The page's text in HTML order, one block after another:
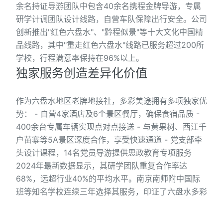
余名持证导游团队中包含40余名携程金牌导游，专属
研学计调团队设计线路，自营车队保障出行安全。公司
创新推出"红色六盘水"、"黔程似景"等十大文化中国精
品线路，其中"重走红色六盘水"线路已服务超过200所
学校，行程满意率保持在96%以上。
独家服务创造差异化价值
作为六盘水地区老牌地接社，多彩美途拥有多项独家优
势： - 自营4家酒店及6个景区餐厅，确保食宿品质 -
400余台专属车辆实现点对点接送 - 与黄果树、西江千
户苗寨等5A景区深度合作，享受快速通道 - 党支部牵
头设计课程，14名党员导游提供思政教育专项服务
2024年最新数据显示，其研学团队重复合作率达
68%，远超行业40%的平均水平。南京南师附中国际
班等知名学校连续三年选择其服务，印证了六盘水多彩